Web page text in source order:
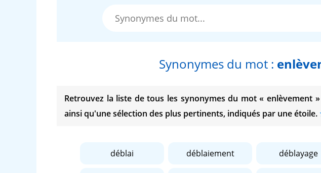
Synonymes du mot :
Retrouvez la liste de tous les synonymes du mot« enlèvement »
ainsi qu'une sélection des plus pertinents, indiqués par une étoile.
déblai déblaiement déblayage